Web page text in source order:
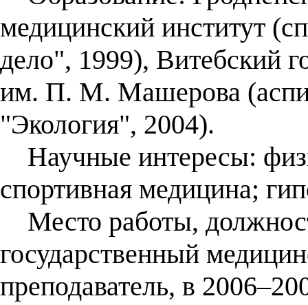
медицинский институт
дело", 1999), Витебский
им. П. М. Машерова
"Экология", 2004).
Научные интересы:
спортивная медицина;
Место работы,
государственный
преподаватель, в